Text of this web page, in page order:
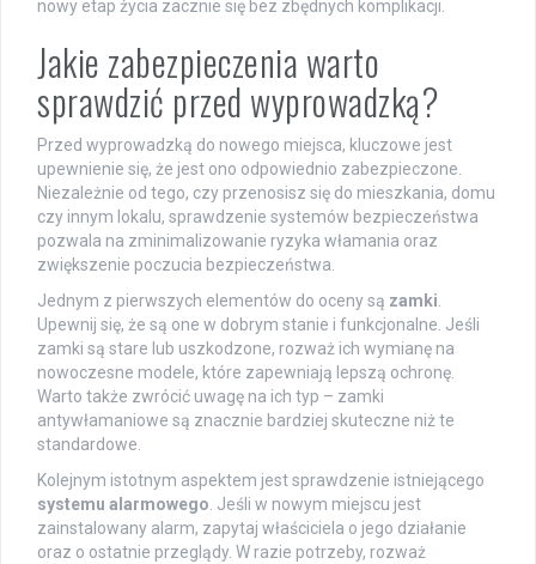
nowy etap życia zacznie się bez zbędnych komplikacji.
Jakie zabezpieczenia warto
sprawdzić przed wyprowadzką?
Przed wyprowadzką do nowego miejsca, kluczowe jest
upewnienie się, że jest ono odpowiednio zabezpieczone.
Niezależnie od tego, czy przenosisz się do mieszkania, domu
czy innym lokalu, sprawdzenie systemów bezpieczeństwa
pozwala na zminimalizowanie ryzyka włamania oraz
zwiększenie poczucia bezpieczeństwa.
Jednym z pierwszych elementów do oceny są zamki
Upewnij się, że są one w dobrym stanie i funkcjonalne. Jeśli
zamki są stare lub uszkodzone, rozważ ich wymianę na
nowoczesne modele, które zapewniają lepszą ochronę.
Warto także zwrócić uwagę na ich typ – zamki
antywłamaniowe są znacznie bardziej skuteczne niż te
standardowe.
Kolejnym istotnym aspektem jest sprawdzenie istniejącego
systemu alarmowego . Jeśli w nowym miejscu jest
zainstalowany alarm, zapytaj właściciela o jego działanie
oraz o ostatnie przeglądy. W razie potrzeby, rozważ